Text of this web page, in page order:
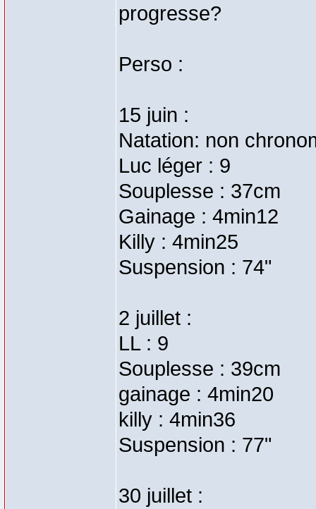
progresse?
Perso :
15 juin :
Natation: non
Luc léger : 9
Souplesse : 37cm
Gainage : 4min12
Killy : 4min25
Suspension : 74"
2 juillet :
LL : 9
Souplesse : 39cm
gainage : 4min20
killy : 4min36
Suspension : 77"
30 juillet :